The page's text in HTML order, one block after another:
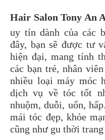
Hair Salon Tony An
uy tín dành của các
đây, bạn sẽ được tư
hiện đại, mang tính
các bạn trẻ, nhân
nhiều loại máy móc
dịch vụ về tóc tốt
nhuộm, duỗi, uốn,
mái tóc đẹp, khỏe
cũng như gu thời